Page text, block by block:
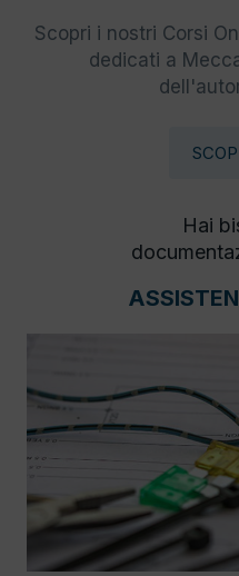
Scopri i nostri Corsi
dedicati a
Hai